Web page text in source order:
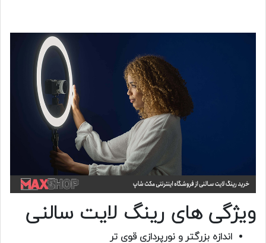
ویژگی های رینگ لایت سالنی
اندازه بزرگتر و نورپردازی قوی تر